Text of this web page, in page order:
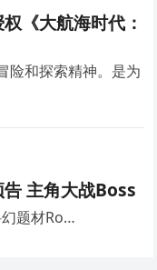
《大航海时代：
险和探索精神。是为
主角大战Boss
幻题材Ro…